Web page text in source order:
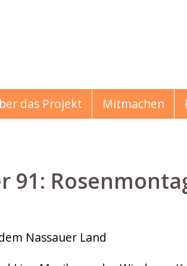
das Projekt Mitmachen
91:
Nassauer Land